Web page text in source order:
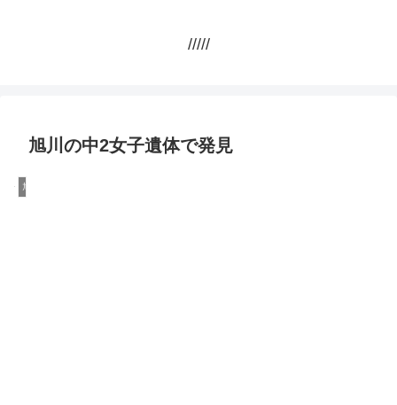
/////
旭川の中2女子遺体で発見
旭川市14歳いじめ殺人事件